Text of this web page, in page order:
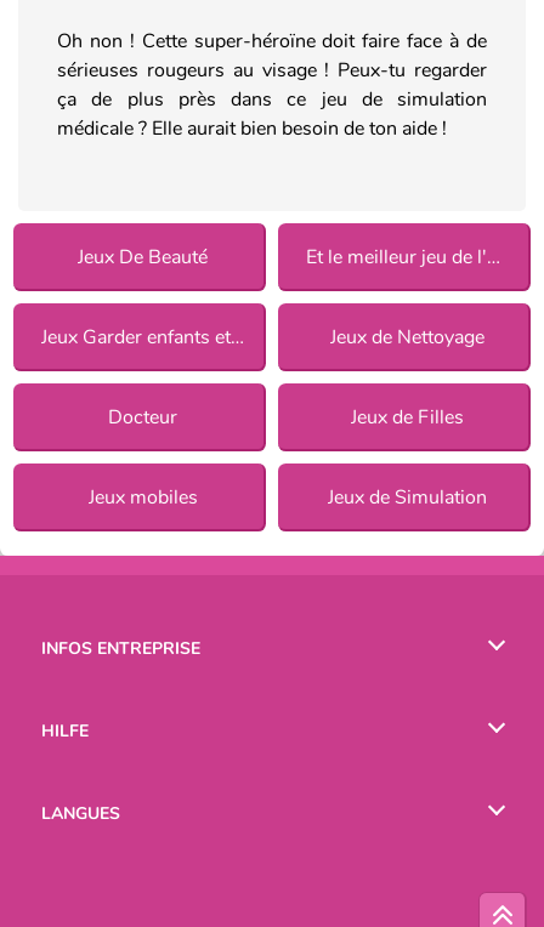
Oh non ! Cette super-héroïne doit faire face à de
sérieuses rougeurs au visage ! Peux-tu regarder
ça de plus près dans ce jeu de simulation
médicale ? Elle aurait bien besoin de ton aide !
Jeux De Beauté Et le meilleur jeu de l'année est 2019
Jeux Garder enfants et animaux Jeux de Nettoyage
Docteur Jeux de Filles
Jeux mobiles Jeux de Simulation
INFOS ENTREPRISE
HILFE
LANGUES